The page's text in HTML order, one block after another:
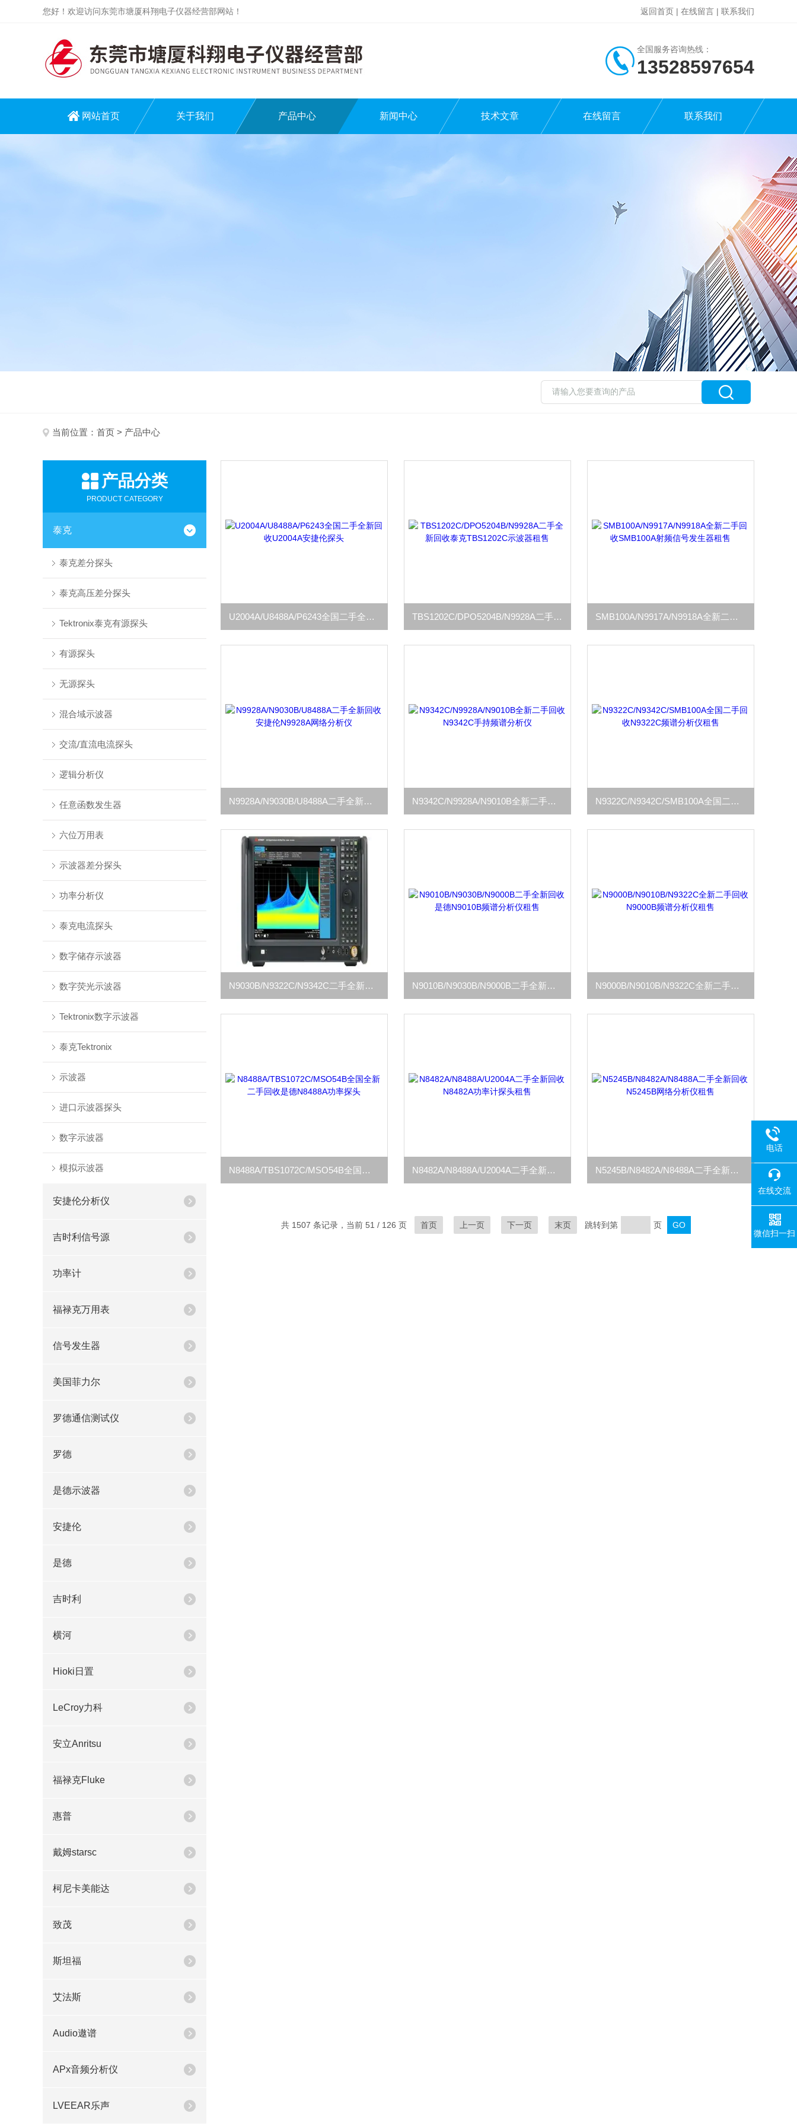
您好！欢迎访问东莞市塘厦科翔电子仪器经营部网站！ 返回首页 | 在线留言 | 联系我们
全国服务咨询热线：
13528597654
网站首页 关于我们 产品中心 新闻中心 技术文章 在线留言 联系我们
当前位置： 首页 > 产品中心
产品分类
PRODUCT CATEGORY
泰克
泰克差分探头
泰克高压差分探头
Tektronix泰克有源探头
有源探头
无源探头
混合域示波器
交流/直流电流探头
逻辑分析仪
任意函数发生器
六位万用表
示波器差分探头
功率分析仪
泰克电流探头
数字储存示波器
数字荧光示波器
Tektronix数字示波器
泰克Tektronix
示波器
进口示波器探头
数字示波器
模拟示波器
安捷伦分析仪
吉时利信号源
功率计
福禄克万用表
信号发生器
美国菲力尔
罗德通信测试仪
罗德
是德示波器
安捷伦
是德
吉时利
横河
Hioki日置
LeCroy力科
安立Anritsu
福禄克Fluke
惠普
戴姆starsc
柯尼卡美能达
致茂
斯坦福
艾法斯
Audio遨谱
APx音频分析仪
LVEEAR乐声
U2004A/U8488A/P6243全国二手全新回收U2004A安捷伦探头 TBS1202C/DPO5204B/N9928A二手全新回收泰克TBS1202C示波器租售 SMB100A/N9917A/N9918A全新二手回收SMB100A射频信号发生器租售
N9928A/N9030B/U8488A二手全新回收安捷伦N9928A网络分析仪 N9342C/N9928A/N9010B全新二手回收N9342C手持频谱分析仪 N9322C/N9342C/SMB100A全国二手回收N9322C频谱分析仪租售
N9030B/N9322C/N9342C二手全新回收N9030B信号分析仪租售 N9010B/N9030B/N9000B二手全新回收是德N9010B频谱分析仪租售 N9000B/N9010B/N9322C全新二手回收N9000B频谱分析仪租售
N8488A/TBS1072C/MSO54B全国全新二手回收是德N8488A功率探头 N8482A/N8488A/U2004A二手全新回收N8482A功率计探头租售 N5245B/N8482A/N8488A二手全新回收N5245B网络分析仪租售
共 1507 条记录，当前 51 / 126 页 首页 上一页 下一页 末页 跳转到第 页
电话
在线交流
微信扫一扫